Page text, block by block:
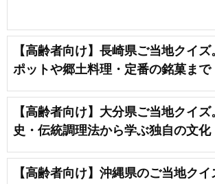
【高齢者向け】長崎県ご当地クイ
ポットや郷土料理・定番の銘菓まで
【高齢者向け】大分県ご当地クイ
史・伝統調理法から学ぶ独自の文化
【高齢者向け】沖縄県のご当地ク